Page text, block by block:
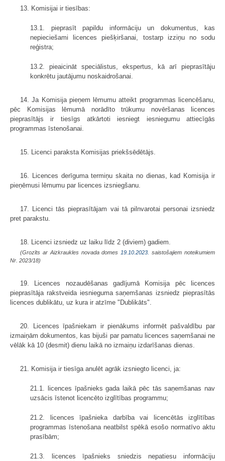
13. Komisijai ir tiesības:
13.1. pieprasīt papildu informāciju un dokumentus, kas
nepieciešami licences piešķiršanai, tostarp izziņu no sodu
reģistra;
13.2. pieaicināt speciālistus, ekspertus, kā arī pieprasītāju
konkrētu jautājumu noskaidrošanai.
14. Ja Komisija pieņem lēmumu atteikt programmas licencēšanu,
pēc Komisijas lēmumā norādīto trūkumu novēršanas licences
pieprasītājs ir tiesīgs atkārtoti iesniegt iesniegumu attiecīgās
programmas īstenošanai.
15. Licenci paraksta Komisijas priekšsēdētājs.
16. Licences derīguma termiņu skaita no dienas, kad Komisija ir
pieņēmusi lēmumu par licences izsniegšanu.
17. Licenci tās pieprasītājam vai tā pilnvarotai personai izsniedz
pret parakstu.
18. Licenci izsniedz uz laiku līdz 2 (diviem) gadiem.
(Grozīts ar Aizkraukles novada domes 19.10.2023.
saistošajiem noteikumiem
Nr. 2023/18)
19. Licences nozaudēšanas gadījumā Komisija pēc licences
pieprasītāja rakstveida iesnieguma saņemšanas izsniedz pieprasītās
licences dublikātu, uz kura ir atzīme "Dublikāts".
20. Licences īpašniekam ir pienākums informēt pašvaldību par
izmaiņām dokumentos, kas bijuši par pamatu licences saņemšanai ne
vēlāk kā 10 (desmit) dienu laikā no izmaiņu izdarīšanas dienas.
21. Komisija ir tiesīga anulēt agrāk izsniegto licenci, ja:
21.1. licences īpašnieks gada laikā pēc tās saņemšanas nav
uzsācis īstenot licencēto izglītības programmu;
21.2. licences īpašnieka darbība vai licencētās izglītības
programmas īstenošana neatbilst spēkā esošo normatīvo aktu
prasībām;
21.3. licences īpašnieks sniedzis nepatiesu informāciju